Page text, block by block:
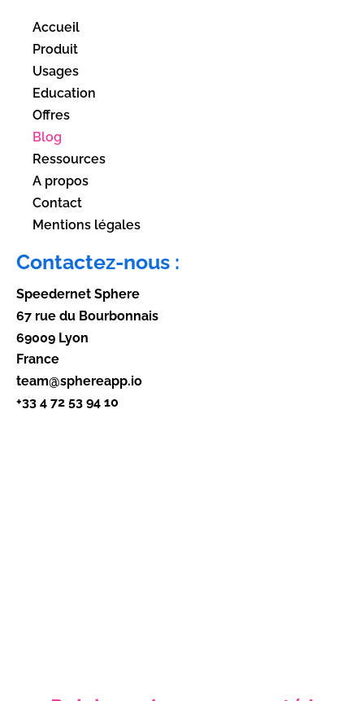
Accueil
Produit
Usages
Education
Offres
Blog
Ressources
A propos
Contact
Mentions légales
Contactez-nous :
Speedernet Sphere
67 rue du Bourbonnais
69009 Lyon
France
team@sphereapp.io
+33 4 72 53 94 10